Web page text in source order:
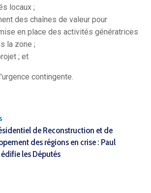
locaux ;
des chaînes de valeur pour
en place des activités génératrices
la zone ;
; et
contingente.
de Reconstruction et de
des régions en crise : Paul
les Députés